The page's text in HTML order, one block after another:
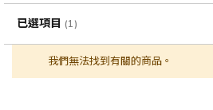
我們無法找到有關的商品。
已選項目